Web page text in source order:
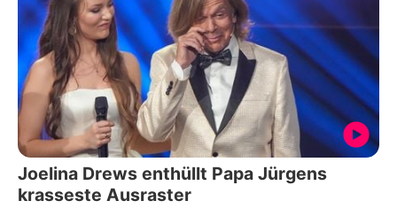
Joelina Drews enthüllt Papa Jürgens
krasseste Ausraster